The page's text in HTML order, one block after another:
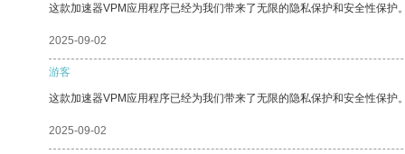
这款加速器VPM应用程序已经为我们带来了无限的隐私保护和安全性保护。
2025-09-02
游客
这款加速器VPM应用程序已经为我们带来了无限的隐私保护和安全性保护。
2025-09-02